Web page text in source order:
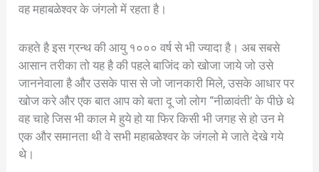
वह महाबळेश्वर के जंगलो में रहता है।
कहते है इस ग्रन्थ की आयु १००० वर्ष से भी ज्यादा है। अब सबसे
आसान तरीका तो यह है की पहले बाजिंद को खोजा जाये जो उसे
जाननेवाला है और उसके पास से जो जानकारी मिले, उसके आधार पर
खोज करे और एक बात आप को बता दू जो लोग “नीळावंती’ के पीछे थे
वह चाहे जिस भी काल मे हुये हो या फिर किसी भी जगह से हो उन मे
एक और समानता थी वे सभी महाबळेश्वर के जंगलो मे जाते देखे गये
थे।